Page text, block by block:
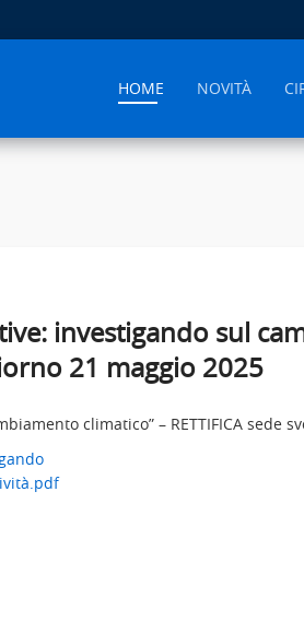
HOME NOVITÀ
investigando sul
21 maggio 2025
climatico” – RETTIFICA sede